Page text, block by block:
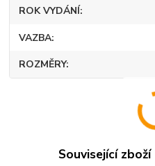
ROK VYDÁNÍ
VAZBA
ROZMĚRY
Související zboží